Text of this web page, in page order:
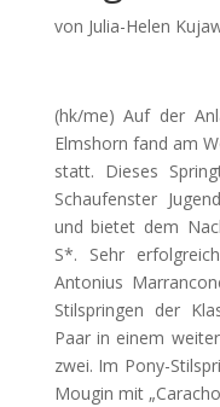
von Julia-Helen
(hk/me) Auf der
Elmshorn fand am
statt. Dieses
Schaufenster
und bietet dem
S*. Sehr
Antonius
Stilspringen der
Paar in einem
zwei. Im Pony-
Mougin mit